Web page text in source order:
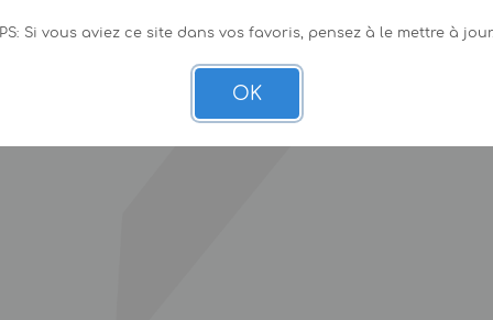
PS: Si vous aviez ce site dans vos favoris, pensez à le mettre à
OK